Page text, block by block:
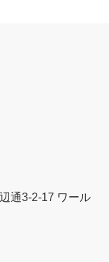
通3-2-17 ワール